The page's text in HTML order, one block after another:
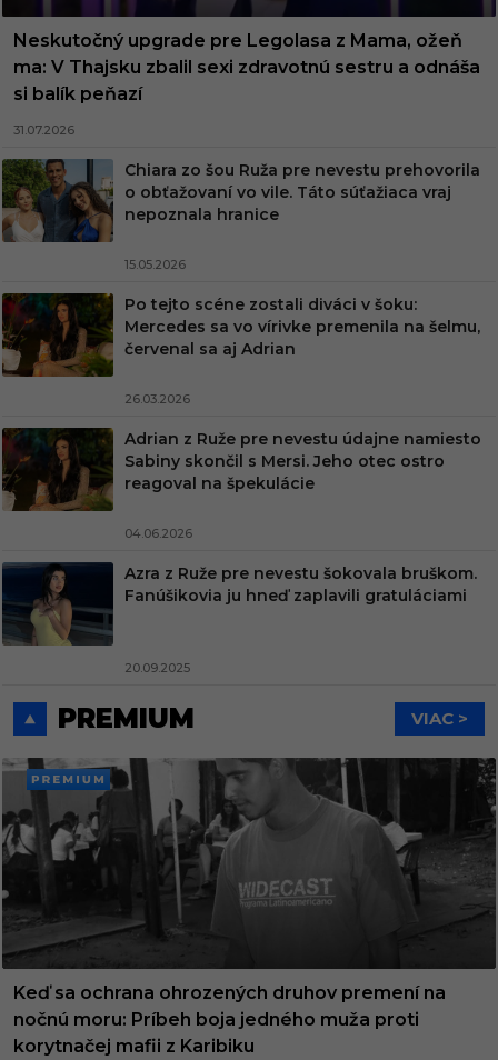
Neskutočný upgrade pre Legolasa z Mama, ožeň
ma: V Thajsku zbalil sexi zdravotnú sestru a odnáša
si balík peňazí
31.07.2026
Chiara zo šou Ruža pre nevestu prehovorila
o obťažovaní vo vile. Táto súťažiaca vraj
nepoznala hranice
15.05.2026
Po tejto scéne zostali diváci v šoku:
Mercedes sa vo vírivke premenila na šelmu,
červenal sa aj Adrian
26.03.2026
Adrian z Ruže pre nevestu údajne namiesto
Sabiny skončil s Mersi. Jeho otec ostro
reagoval na špekulácie
04.06.2026
Azra z Ruže pre nevestu šokovala bruškom.
Fanúšikovia ju hneď zaplavili gratuláciami
20.09.2025
PREMIUM VIAC >
PREMI
UM
Keď sa ochrana ohrozených druhov premení na
nočnú moru: Príbeh boja jedného muža proti
korytnačej mafii z Karibiku